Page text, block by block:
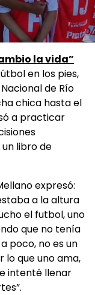
la vida”
en los pies,
de Río
chica hasta el
a practicar
libro de
expresó:
a la altura
el futbol, uno
que no tenía
poco, no es un
lo que uno ama,
intenté llenar